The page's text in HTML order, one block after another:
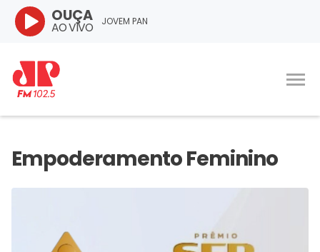
JOVEM PAN
OUÇA
AO VIVO